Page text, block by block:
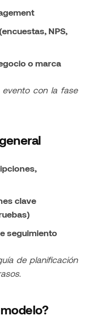
NPS,
o marca
con la fase
clave
seguimiento
de planificación